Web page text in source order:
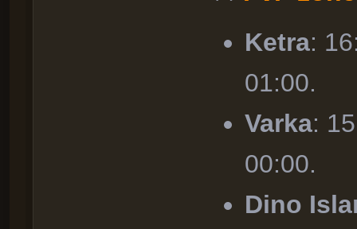
Ketra:
01:00.
Varka:
00:00.
Dino